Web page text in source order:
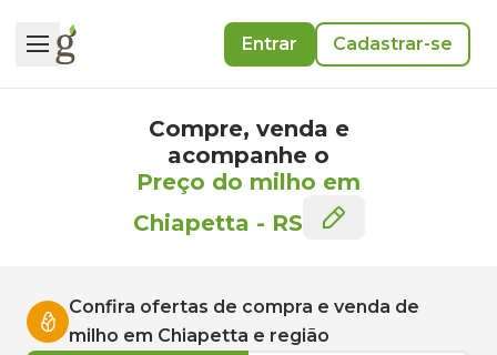
Entrar Cadastrar-se
Compre, venda e
acompanhe o
Preço do milho em
Chiapetta - RS
Confira ofertas de compra e venda de
milho em Chiapetta e região